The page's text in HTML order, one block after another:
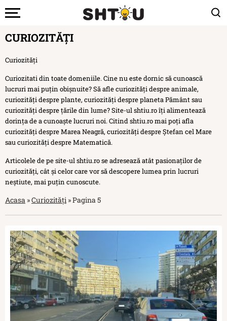
CURIOZITĂȚI
Curiozități
Curiozitati din toate domeniile. Cine nu este dornic să cunoască
lucruri mai puțin obișnuite? Să afle curiozități despre animale,
curiozități despre plante, curiozități despre planeta Pământ sau
curiozități despre țările din lume? Site-ul shtiu.ro îți alimentează
dorința de a cunoaște lucruri noi. Citind shtiu.ro mai poți afla
curiozități despre Marea Neagră, curiozități despre Ștefan cel Mare
sau curiozități despre Matematică.
Articolele de pe site-ul shtiu.ro se adresează atât pasionaților de
curiozități, cât și celor care vor să descopere lumea prin lucruri
neștiute, mai puțin cunoscute.
Acasa »Curiozități »Pagina 5